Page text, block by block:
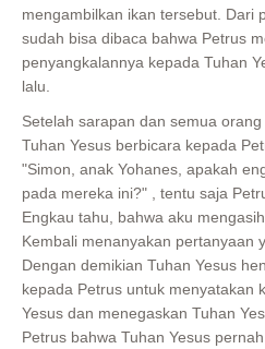
mengambilkan ikan tersebut. Dari
sudah bisa dibaca bahwa Petrus
penyangkalannya kepada Tuhan
lalu.
Setelah sarapan dan semua
Tuhan Yesus berbicara kepada
"Simon, anak Yohanes, apakah
pada mereka ini?" , tentu saja
Engkau tahu, bahwa aku
Kembali menanyakan pertanyaan
Dengan demikian Tuhan Yesus
kepada Petrus untuk menyatakan
Yesus dan menegaskan Tuhan
Petrus bahwa Tuhan Yesus